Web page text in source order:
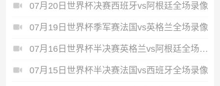
07月20日世界杯决赛西班牙vs阿根廷全场录像
07月19日世界杯季军赛法国vs英格兰全场录像
07月16日世界杯半决赛英格兰vs阿根廷全场录像
07月15日世界杯半决赛法国vs西班牙全场录像